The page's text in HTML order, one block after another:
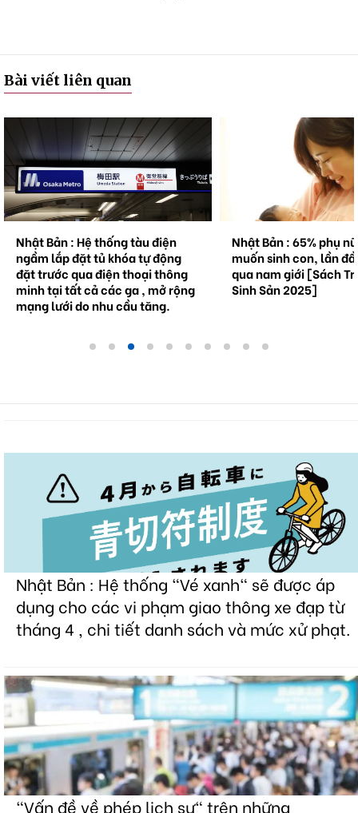
Bài viết liên quan
Nhật Bản : Hệ thống tàu điện
ngầm lắp đặt tủ khóa tự động
đặt trước qua điện thoại thông
minh tại tất cả các ga , mở rộng
mạng lưới do nhu cầu tăng.
Nhật Bản : 65% phụ
muốn sinh con, lần
qua nam giới [Sách
Sinh Sản 2025]
Nhật Bản : Hệ thống "Vé xanh" sẽ được áp
dụng cho các vi phạm giao thông xe đạp từ
tháng 4 , chi tiết danh sách và mức xử phạt.
"Vấn đề về phép lịch sự" trên những